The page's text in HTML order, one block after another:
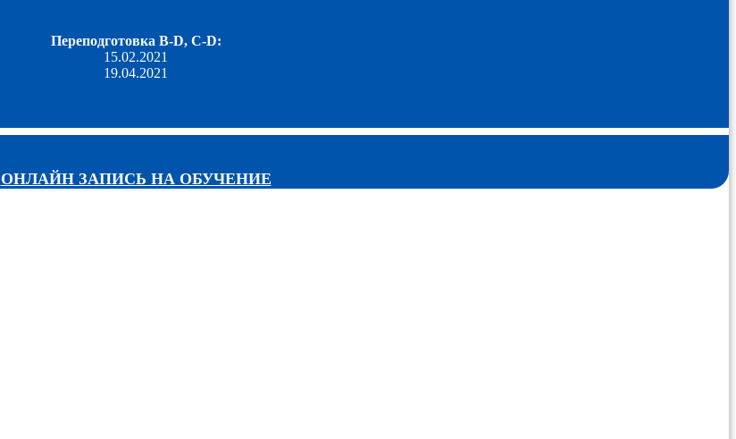
Переподготовка B-D, C-D:
15.02.2021
19.04.2021
ОНЛАЙН ЗАПИСЬ НА ОБУЧЕНИЕ